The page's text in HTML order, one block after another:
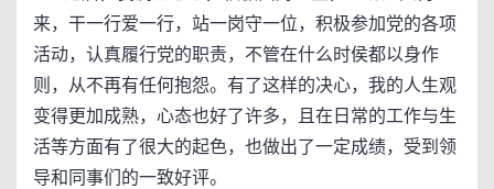
来，干一行爱一行，站一岗守一位，积极参加党的各项
活动，认真履行党的职责，不管在什么时侯都以身作
则，从不再有任何抱怨。有了这样的决心，我的人生观
变得更加成熟，心态也好了许多，且在日常的工作与生
活等方面有了很大的起色，也做出了一定成绩，受到领
导和同事们的一致好评。